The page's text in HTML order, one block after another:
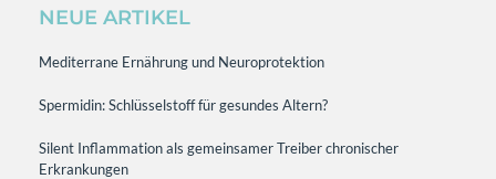
NEUE ARTIKEL
Mediterrane Ernährung und Neuroprotektion
Spermidin: Schlüsselstoff für gesundes Altern?
Silent Inflammation als gemeinsamer Treiber chronischer
Erkrankungen